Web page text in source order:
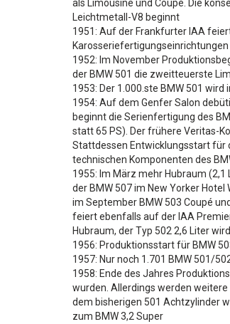
als Limousine und Coupé. Die
Leichtmetall-V8 beginnt
1951: Auf der Frankfurter IAA
1952: Im November
der BMW 501 die zweitteuerste
1953: Der 1.000.ste BMW 501
1954: Auf dem Genfer Salon
beginnt die Serienfertigung des
statt 65 PS). Der frühere Veritas-
Stattdessen Entwicklungsstart für
technischen Komponenten des
1955: Im März mehr Hubraum
der BMW 507 im New Yorker
im September BMW 503 Coupé
feiert ebenfalls auf der IAA
Hubraum, der Typ 502 2,6 Liter
1956: Produktionsstart für BMW
1957: Nur noch 1.701 BMW 501/
1958: Ende des Jahres
wurden. Allerdings werden
dem bisherigen 501 Achtzylinder
zum BMW 3,2 Super